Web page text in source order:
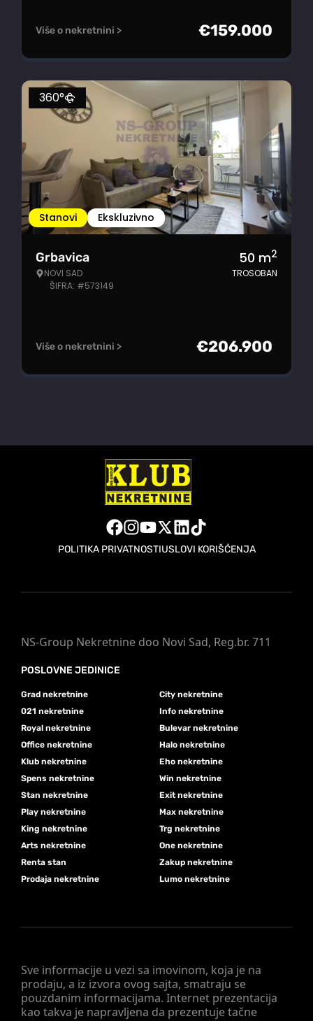
Više o nekretnini > €159.000
Stanovi Ekskluzivno
360°
Grbavica
NOVI SAD
ŠIFRA: #573149
50 m2
TROSOBAN
Više o nekretnini > €206.900
POLITIKA PRIVATNOSTIUSLOVI KORIŠĆENJA
Sve informacije u vezi sa imovinom, koja je na
prodaju, a iz izvora ovog sajta, smatraju se
pouzdanim informacijama. Internet prezentacija
kao takva je napravljena da prezentuje tačne
NS-Group Nekretnine doo Novi Sad, Reg.br. 711
POSLOVNE JEDINICE
Grad nekretnine
City nekretnine
021 nekretnine
Info nekretnine
Royal nekretnine
Bulevar nekretnine
Office nekretnine
Halo nekretnine
Klub nekretnine
Eho nekretnine
Spens nekretnine
Win nekretnine
Stan nekretnine
Exit nekretnine
Play nekretnine
Max nekretnine
King nekretnine
Trg nekretnine
Arts nekretnine
One nekretnine
Renta stan
Zakup nekretnine
Prodaja nekretnine
Lumo nekretnine